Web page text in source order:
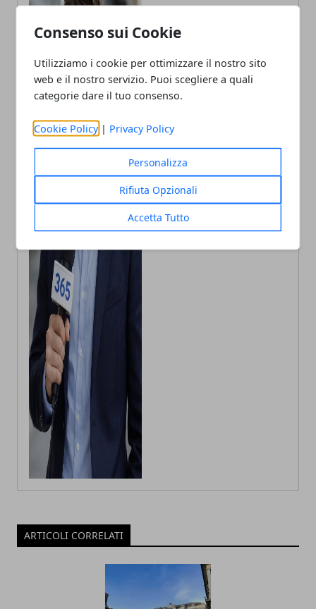
Consenso sui Cookie
Utilizziamo i cookie per ottimizzare il nostro sito
web e il nostro servizio. Puoi scegliere a quali
categorie dare il tuo consenso.
Cookie Policy | Privacy Policy
Personalizza
Rifiuta Opzionali
Accetta Tutto
Andrea Bianchi
Autore di articoli di attualità, casa e
ARTICOLI CORRELATI